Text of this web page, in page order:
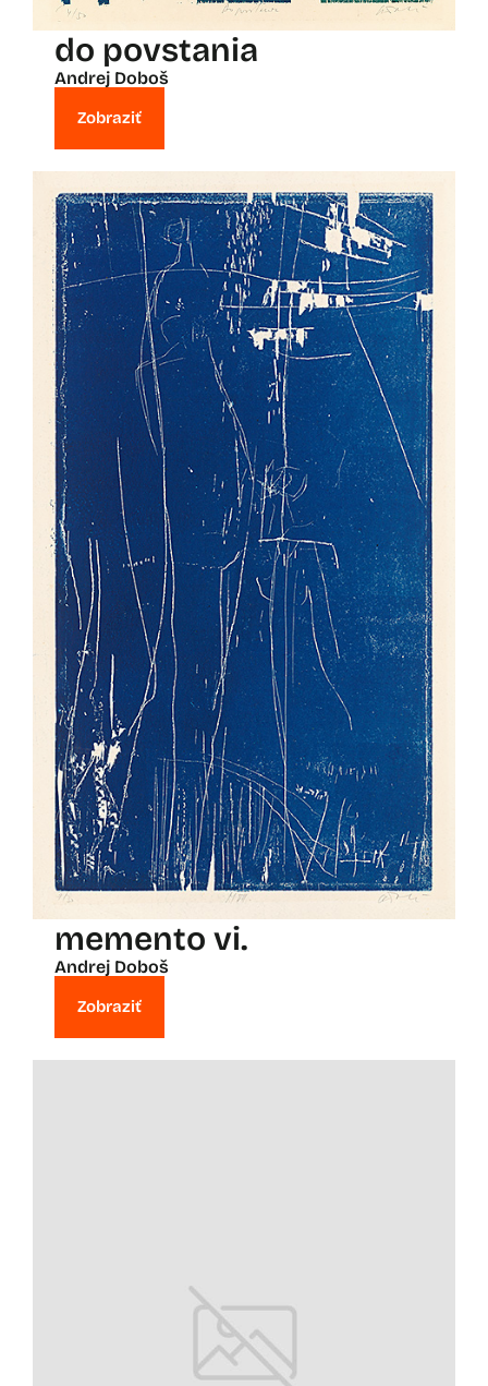
do povstania
Andrej Doboš
Zobraziť
memento vi.
Andrej Doboš
Zobraziť